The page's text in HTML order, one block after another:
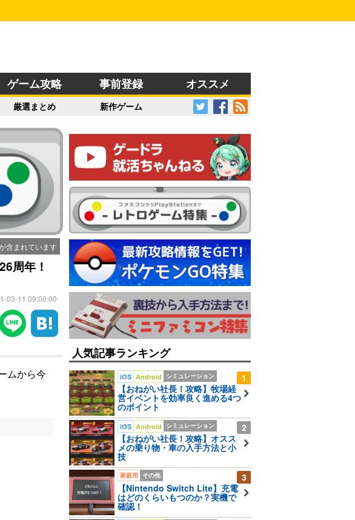
ゲーム攻略 事前登録 オススメ
厳選まとめ 新作ゲーム
含まれています
周年！
03-11 09:00:00
ムから今
人気記事ランキング
1
iOS Android シミュレーション
【おねがい社長！攻略】牧場経
営イベントを効率良く進める4つ
のポイント
2
iOS Android シミュレーション
【おねがい社長！攻略】オスス
メの乗り物・車の入手方法と小
技
3
家庭用 その他
【Nintendo Switch Lite】充電
はどのくらいもつのか？実機で
確認！